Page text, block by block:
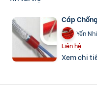
Cáp
Yến Nhi
Liên hệ
Xem chi